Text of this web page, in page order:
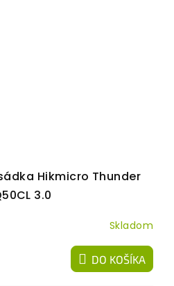
Hikmicro Thunder
3.0
Skladom
DO KOŠÍKA